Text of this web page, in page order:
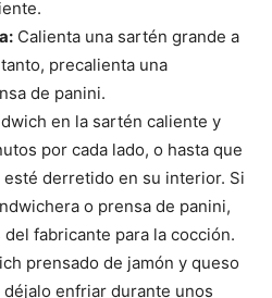
Calienta una sartén grande a
precalienta una
de panini.
en la sartén caliente y
por cada lado, o hasta que
derretido en su interior. Si
o prensa de panini,
fabricante para la cocción.
prensado de jamón y queso
enfriar durante unos